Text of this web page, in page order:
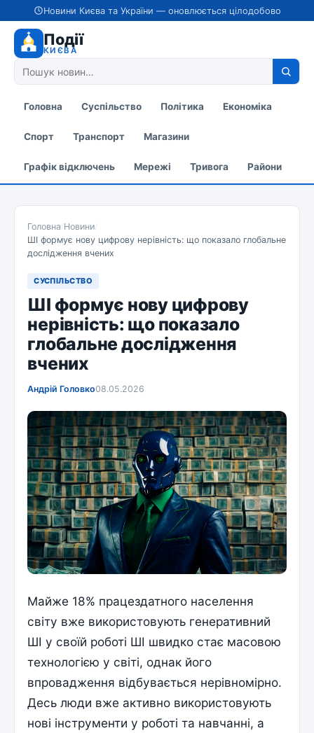
Новини Києва та України — оновлюється цілодобово
Події
КИЄВА
Головна Суспільство Політика Економіка
Спорт Транспорт Магазини
Графік відключень Мережі Тривога Райони
Головна/Новини/
ШІ формує нову цифрову нерівність: що показало глобальне
дослідження вчених
СУСПІЛЬСТВО
ШІ формує нову цифрову
нерівність: що показало
глобальне дослідження
вчених
Андрій Головко08.05.2026
Майже 18% працездатного населення
світу вже використовують генеративний
ШІ у своїй роботі ШІ швидко стає масовою
технологією у світі, однак його
впровадження відбувається нерівномірно.
Десь люди вже активно використовують
нові інструменти у роботі та навчанні, а